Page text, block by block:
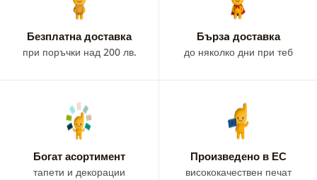
Безплатна доставка
при поръчки над 200 лв.
Бързa доставка
до няколко дни при теб
Богат асортимент
тапети и декорации
Произведено в ЕС
висококачествен печат